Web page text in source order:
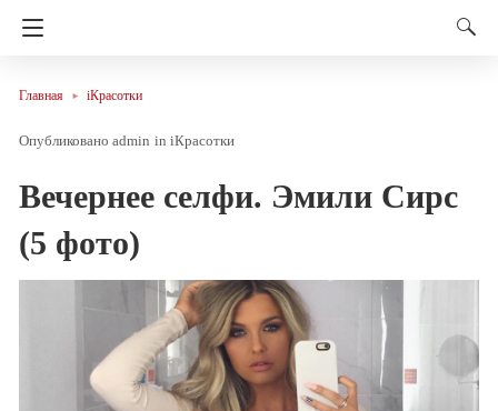
Главная iКрасотки
admin in iКрасотки
Вечернее селфи. Эмили Сирс
(5 фото)